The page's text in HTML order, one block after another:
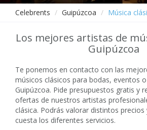
Celebrents Guipúzcoa Música
Los mejores artistas de
Guipúzcoa
Te ponemos en contacto con las
músicos clásicos para bodas, eventos
Guipúzcoa. Pide presupuestos gratis y
ofertas de nuestros artistas
clásica. Podrás valorar distintos
cuesta los diferentes servicios.